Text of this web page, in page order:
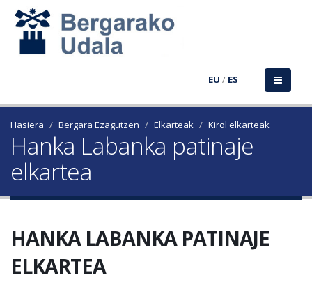
EU / ES
Hasiera Bergara Ezagutzen Elkarteak Kirol elkarteak
Hanka Labanka patinaje
elkartea
HANKA LABANKA PATINAJE
ELKARTEA